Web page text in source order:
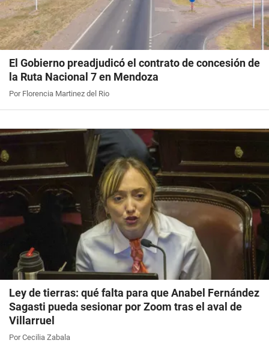
El Gobierno preadjudicó el contrato de concesión de
la Ruta Nacional 7 en Mendoza
Por Florencia Martinez del Rio
Ley de tierras: qué falta para que Anabel Fernández
Sagasti pueda sesionar por Zoom tras el aval de
Villarruel
Por Cecilia Zabala